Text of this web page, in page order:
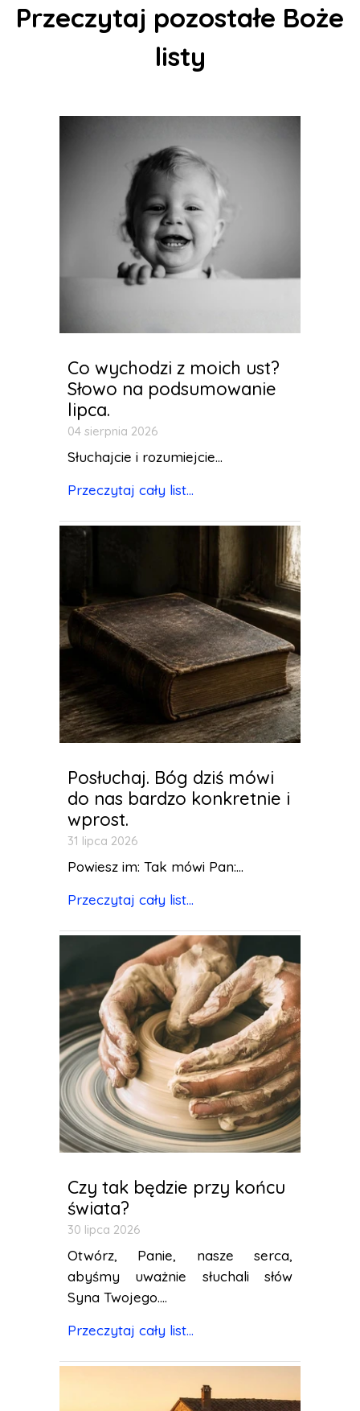
Przeczytaj pozostałe Boże
listy
Co wychodzi z moich ust?
Słowo na podsumowanie
lipca.
04 sierpnia 2026
Słuchajcie i rozumiejcie...
Przeczytaj cały list...
Posłuchaj. Bóg dziś mówi
do nas bardzo konkretnie i
wprost.
31 lipca 2026
Powiesz im: Tak mówi Pan:...
Przeczytaj cały list...
Czy tak będzie przy końcu
świata?
30 lipca 2026
Otwórz, Panie, nasze serca,
abyśmy uważnie słuchali słów
Syna Twojego....
Przeczytaj cały list...